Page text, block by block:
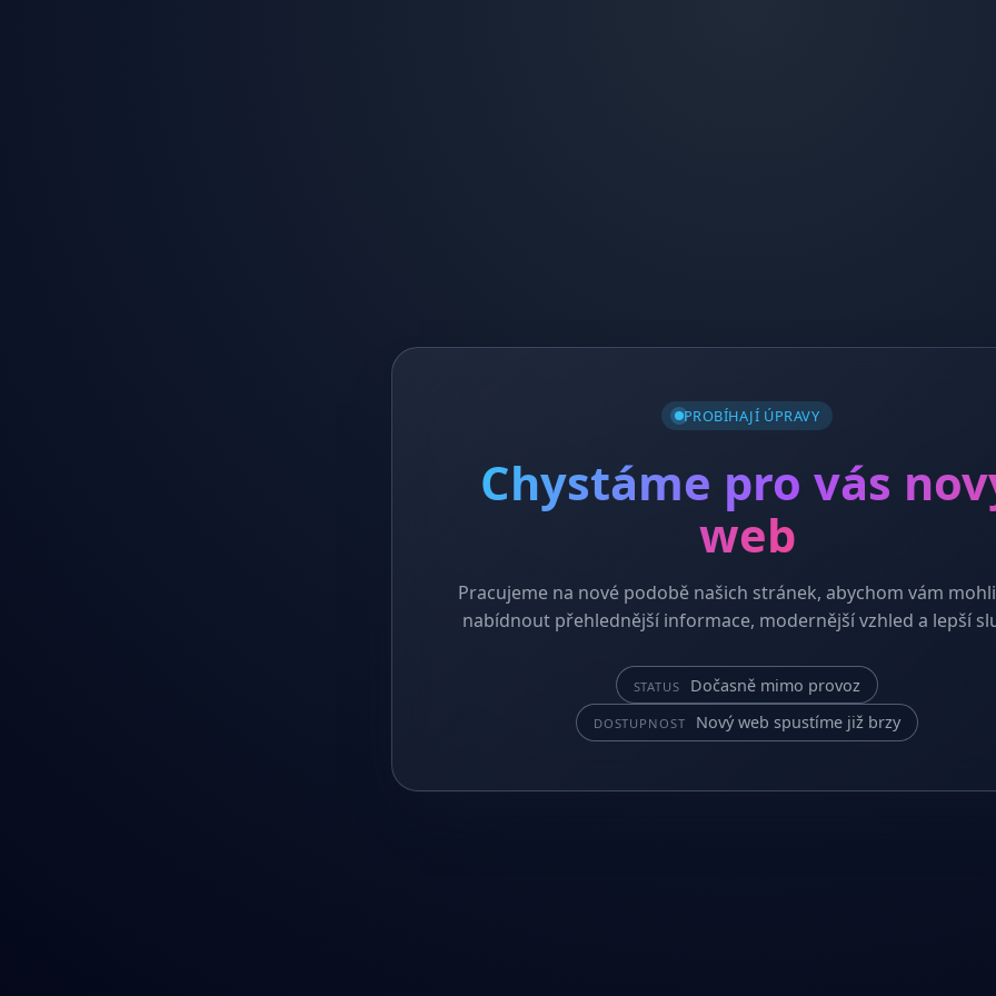
PROBÍHAJÍ ÚPRAVY
Chystáme pro vás
web
Pracujeme na nové podobě našich stránek, abychom vám
nabídnout přehlednější informace, modernější vzhled a lepší
STATUS Dočasně mimo provoz
DOSTUPNOST Nový web spustíme již brzy